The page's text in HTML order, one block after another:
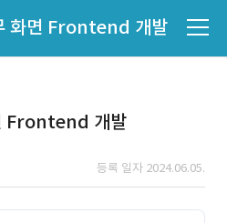
화면 Frontend 개발
Frontend 개발
등록 일자 2024.06.05.